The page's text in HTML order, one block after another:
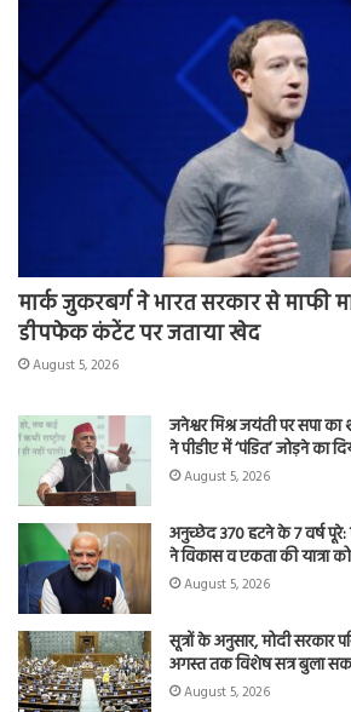
मार्क जुकरबर्ग ने भारत सरकार से माफी
डीपफेक कंटेंट पर जताया खेद
August 5, 2026
जनेश्वर मिश्र जयंती पर सपा
ने पीडीए में ‘पंडित’ जोड़ने का
August 5, 2026
अनुच्छेद 370 हटने के 7 वर्ष
ने विकास व एकता की यात्रा को
August 5, 2026
सूत्रों के अनुसार, मोदी सरकार
अगस्त तक विशेष सत्र बुला
August 5, 2026